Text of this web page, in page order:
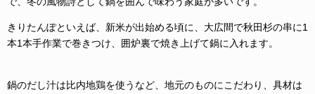
きりたんぽといえば、新米が出始める頃に、大広間で秋田杉の串に1
本1本手作業で巻きつけ、囲炉裏で焼き上げて鍋に入れます。
鍋のだし汁は比内地鶏を使うなど、地元のものにこだわり、具材は